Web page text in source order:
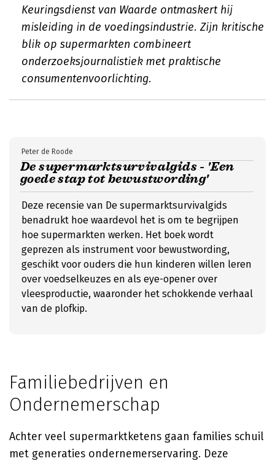
Keuringsdienst van Waarde ontmaskert hij
misleiding in de voedingsindustrie. Zijn kritische
blik op supermarkten combineert
onderzoeksjournalistiek met praktische
consumentenvoorlichting.
De supermarktsurvivalgids - 'Een
goede stap tot bewustwording'
Peter de Roode
Deze recensie van De supermarktsurvivalgids
benadrukt hoe waardevol het is om te begrijpen
hoe supermarkten werken. Het boek wordt
geprezen als instrument voor bewustwording,
geschikt voor ouders die hun kinderen willen leren
over voedselkeuzes en als eye-opener over
vleesproductie, waaronder het schokkende verhaal
van de plofkip.
Familiebedrijven en
Ondernemerschap
Achter veel supermarktketens gaan families schuil
met generaties ondernemerservaring. Deze